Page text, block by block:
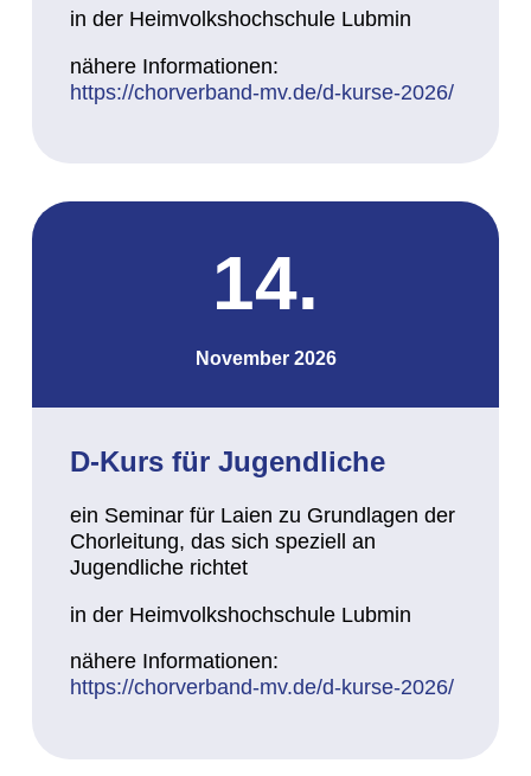
in der Heimvolkshochschule Lubmin
nähere Informationen:
https://chorverband-mv.de/d-kurse-2026/
14.
November 2026
D-Kurs für Jugendliche
ein Seminar für Laien zu Grundlagen der
Chorleitung, das sich speziell an
Jugendliche richtet
in der Heimvolkshochschule Lubmin
nähere Informationen:
https://chorverband-mv.de/d-kurse-2026/